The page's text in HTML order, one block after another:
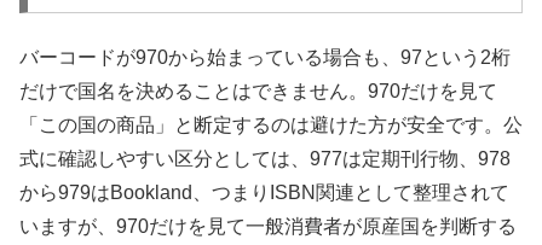
バーコードが970から始まっている場合も、97という2桁
だけで国名を決めることはできません。970だけを見て
「この国の商品」と断定するのは避けた方が安全です。公
式に確認しやすい区分としては、977は定期刊行物、978
から979はBookland、つまりISBN関連として整理されて
いますが、970だけを見て一般消費者が原産国を判断する